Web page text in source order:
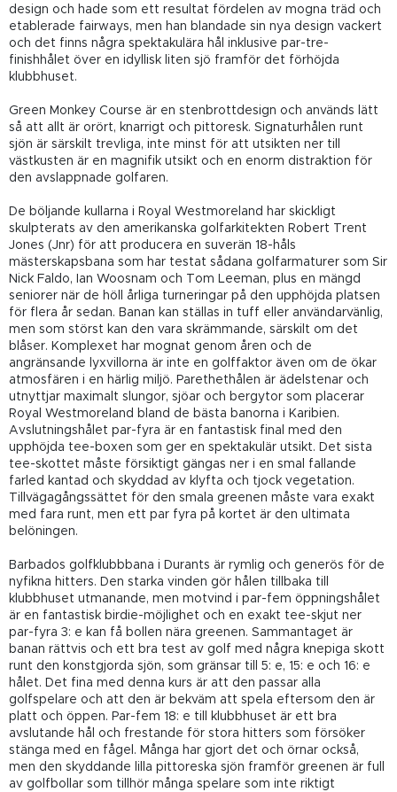
design och hade som ett resultat fördelen av mogna träd och
etablerade fairways, men han blandade sin nya design vackert
och det finns några spektakulära hål inklusive par-tre-
finishhålet över en idyllisk liten sjö framför det förhöjda
klubbhuset.
Green Monkey Course är en stenbrottdesign och används lätt
så att allt är orört, knarrigt och pittoresk. Signaturhålen runt
sjön är särskilt trevliga, inte minst för att utsikten ner till
västkusten är en magnifik utsikt och en enorm distraktion för
den avslappnade golfaren.
De böljande kullarna i Royal Westmoreland har skickligt
skulpterats av den amerikanska golfarkitekten Robert Trent
Jones (Jnr) för att producera en suverän 18-håls
mästerskapsbana som har testat sådana golfarmaturer som Sir
Nick Faldo, Ian Woosnam och Tom Leeman, plus en mängd
seniorer när de höll årliga turneringar på den upphöjda platsen
för flera år sedan. Banan kan ställas in tuff eller användarvänlig,
men som störst kan den vara skrämmande, särskilt om det
blåser. Komplexet har mognat genom åren och de
angränsande lyxvillorna är inte en golffaktor även om de ökar
atmosfären i en härlig miljö. Parethethålen är ädelstenar och
utnyttjar maximalt slungor, sjöar och bergytor som placerar
Royal Westmoreland bland de bästa banorna i Karibien.
Avslutningshålet par-fyra är en fantastisk final med den
upphöjda tee-boxen som ger en spektakulär utsikt. Det sista
tee-skottet måste försiktigt gängas ner i en smal fallande
farled kantad och skyddad av klyfta och tjock vegetation.
Tillvägagångssättet för den smala greenen måste vara exakt
med fara runt, men ett par fyra på kortet är den ultimata
belöningen.
Barbados golfklubbbana i Durants är rymlig och generös för de
nyfikna hitters. Den starka vinden gör hålen tillbaka till
klubbhuset utmanande, men motvind i par-fem öppningshålet
är en fantastisk birdie-möjlighet och en exakt tee-skjut ner
par-fyra 3: e kan få bollen nära greenen. Sammantaget är
banan rättvis och ett bra test av golf med några knepiga skott
runt den konstgjorda sjön, som gränsar till 5: e, 15: e och 16: e
hålet. Det fina med denna kurs är att den passar alla
golfspelare och att den är bekväm att spela eftersom den är
platt och öppen. Par-fem 18: e till klubbhuset är ett bra
avslutande hål och frestande för stora hitters som försöker
stänga med en fågel. Många har gjort det och örnar också,
men den skyddande lilla pittoreska sjön framför greenen är full
av golfbollar som tillhör många spelare som inte riktigt